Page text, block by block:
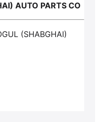
AUTO PARTS CO
(SHABGHAI)